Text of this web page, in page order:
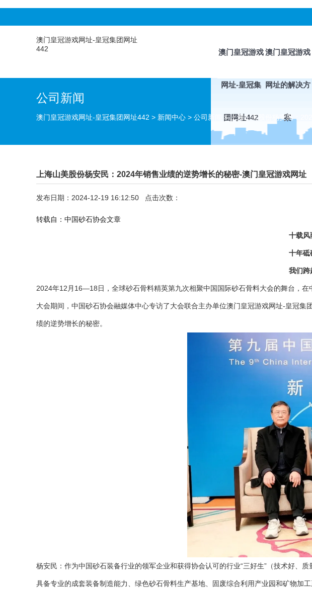
澳门皇冠游戏网址-皇冠集团网址
442
澳门皇冠游戏
网址-皇冠集
团网址442
澳门皇冠游戏
网址的解决方
案
公司新闻
澳门皇冠游戏网址-皇冠集团网址442 > 新闻中心 > 公司新闻 > 上海山美股份杨安民：
上海山美股份杨安民：2024年销售业绩的逆势增长的秘密-澳门皇冠游戏网址
发布日期：2024-12-19 16:12:50 点击次数：
转载自：中国砂石协会文章
十载风
十年砥
我们跨
2024年12月16—18日，全球砂石骨料精英第九次相聚中国国际砂石骨料大会的舞台，
大会期间，中国砂石协会融媒体中心专访了大会联合主办单位澳门皇冠游戏网址-皇冠集
绩的逆势增长的秘密。
杨安民：作为中国砂石装备行业的领军企业和获得协会认可的行业“三好生”（技术好、质
具备专业的成套装备制造能力、绿色砂石骨料生产基地、固废综合利用产业园和矿物加